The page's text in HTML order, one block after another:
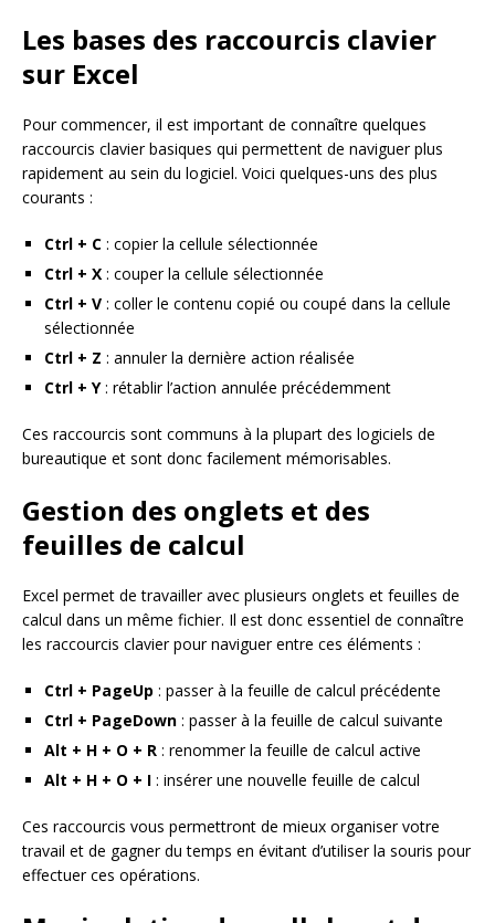
Les bases des raccourcis clavier
sur Excel
Pour commencer, il est important de connaître quelques
raccourcis clavier basiques qui permettent de naviguer plus
rapidement au sein du logiciel. Voici quelques-uns des plus
courants :
Ctrl + C : copier la cellule sélectionnée
Ctrl + X : couper la cellule sélectionnée
Ctrl + V : coller le contenu copié ou coupé dans la cellule
sélectionnée
Ctrl + Z : annuler la dernière action réalisée
Ctrl + Y: rétablir l’action annulée précédemment
Ces raccourcis sont communs à la plupart des logiciels de
bureautique et sont donc facilement mémorisables.
Gestion des onglets et des
feuilles de calcul
Excel permet de travailler avec plusieurs onglets et feuilles de
calcul dans un même fichier. Il est donc essentiel de connaître
les raccourcis clavier pour naviguer entre ces éléments :
Ctrl + PageUp : passer à la feuille de calcul précédente
Ctrl + PageDown : passer à la feuille de calcul suivante
Alt + H + O + R : renommer la feuille de calcul active
Alt + H + O + I : insérer une nouvelle feuille de calcul
Ces raccourcis vous permettront de mieux organiser votre
travail et de gagner du temps en évitant d’utiliser la souris pour
effectuer ces opérations.